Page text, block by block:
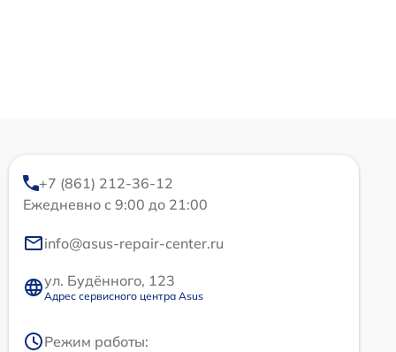
+7 (861) 212-36-12
Ежедневно с 9:00 до 21:00
info@asus-repair-center.ru
ул. Будённого, 123
Адрес сервисного центра Asus
Режим работы: